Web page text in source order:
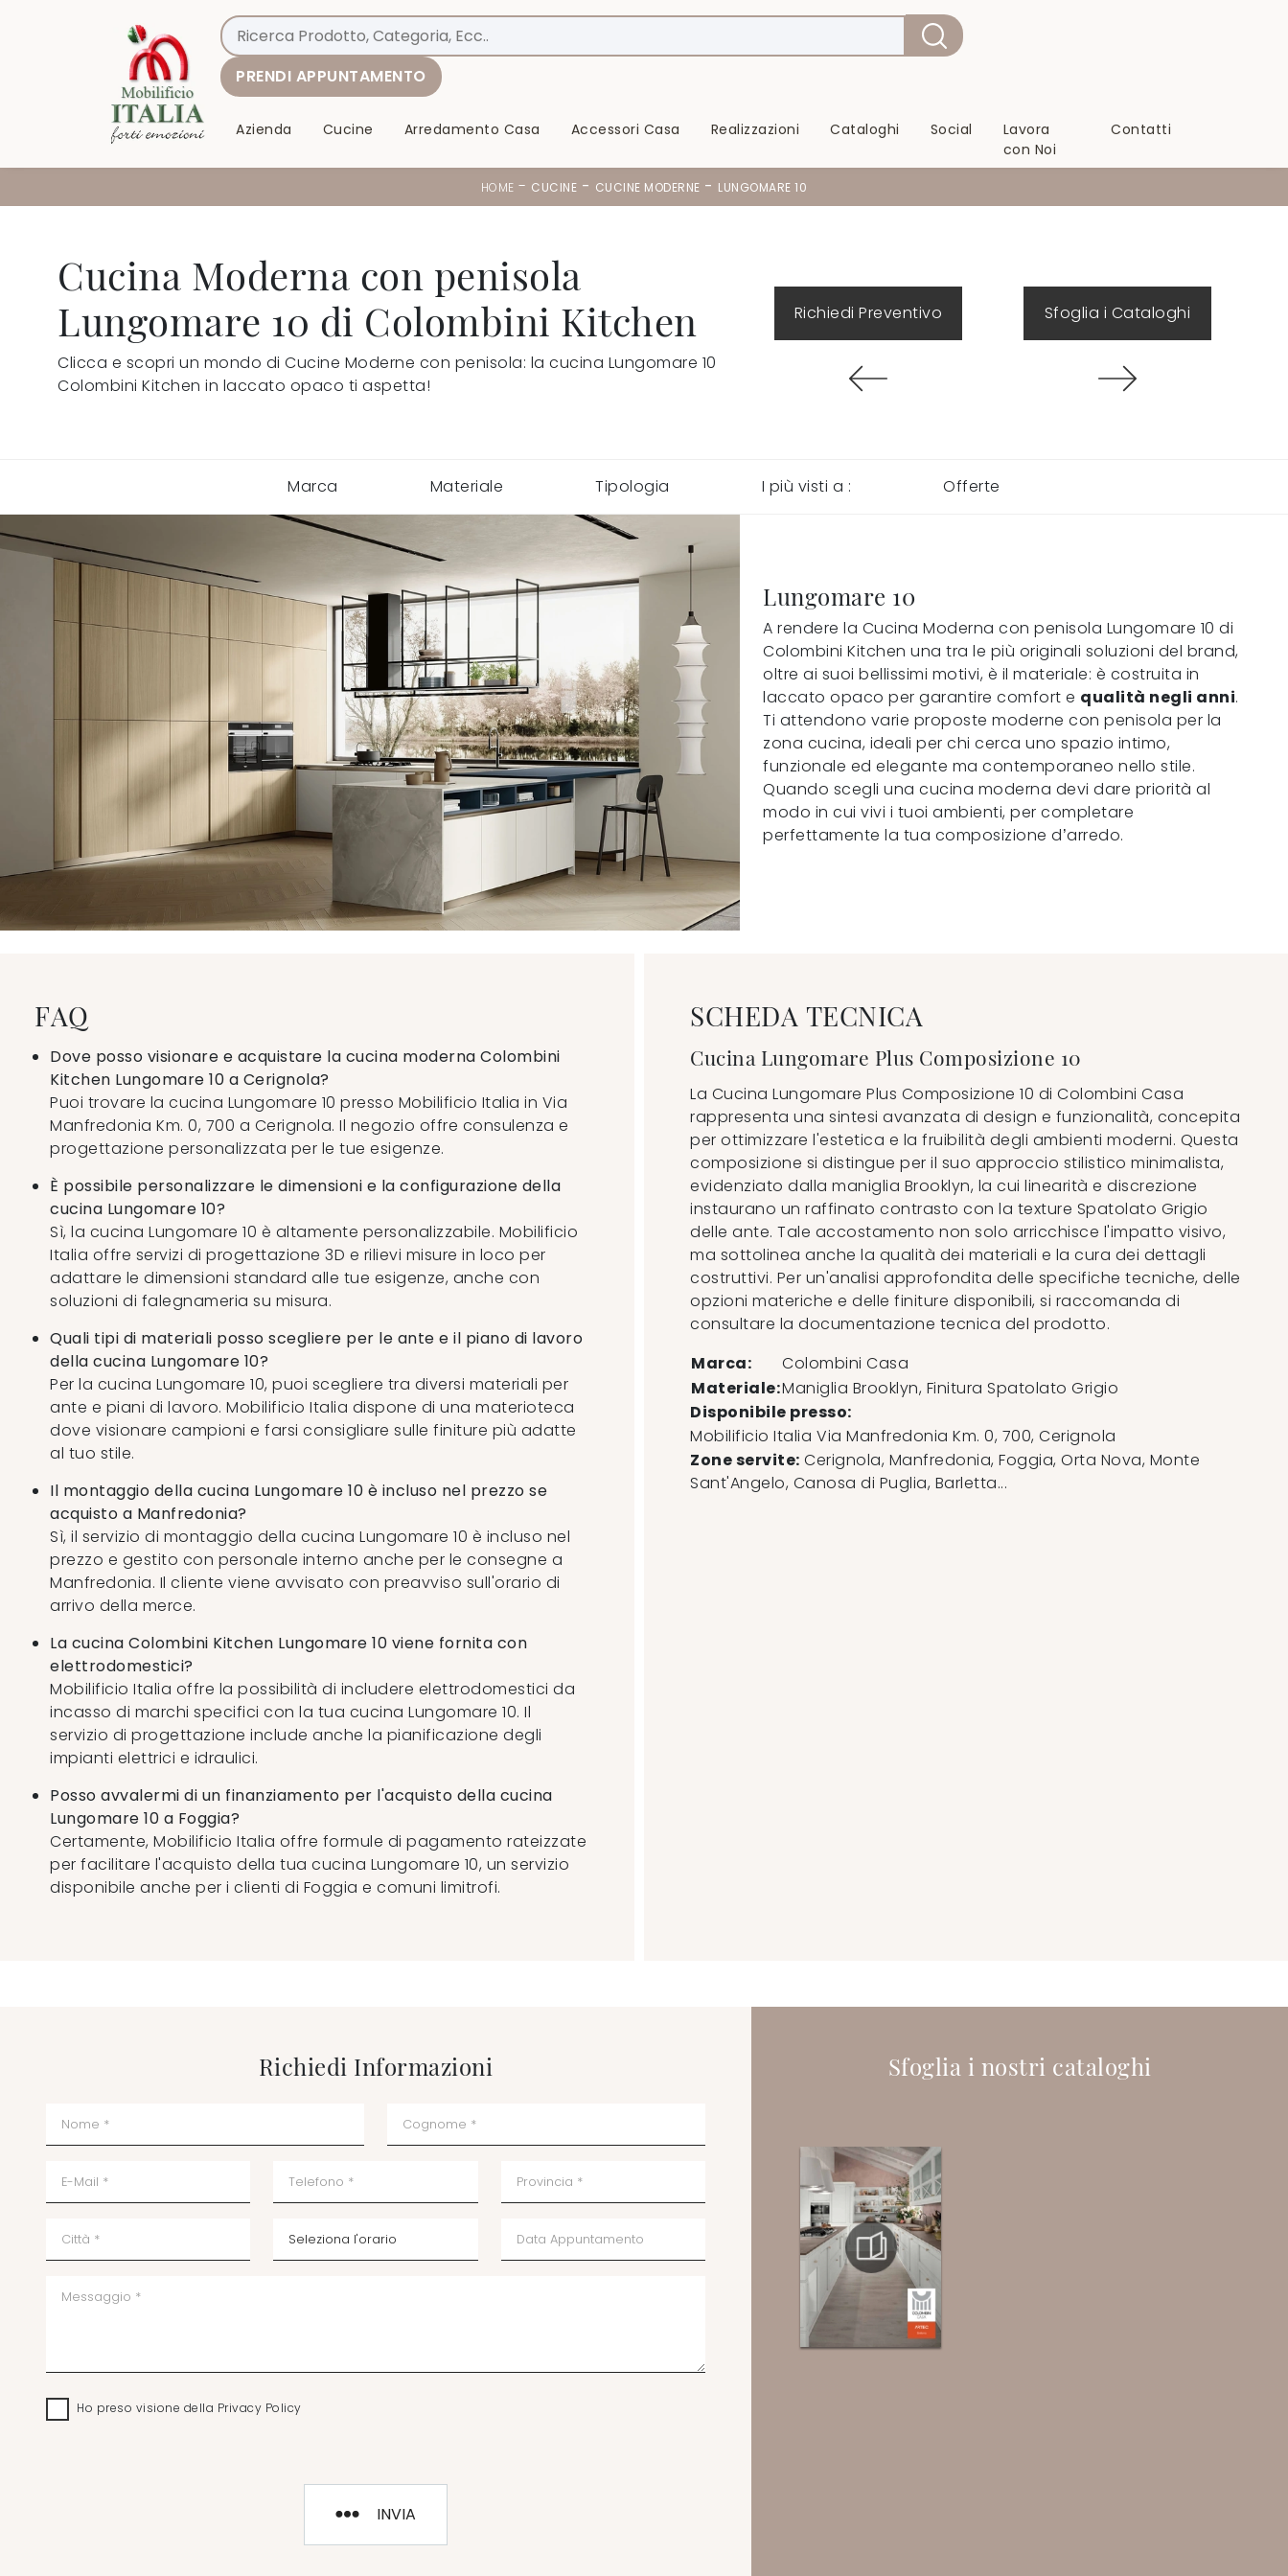
PRENDI APPUNTAMENTO
Azienda Cucine Arredamento Casa Accessori Casa Realizzazioni Cataloghi Social
Lavora
con Noi
Contatti
HOME - CUCINE - CUCINE MODERNE - LUNGOMARE 10
Cucina Moderna con penisola
Lungomare 10 di Colombini Kitchen
Clicca e scopri un mondo di Cucine Moderne con penisola: la cucina Lungomare 10
Colombini Kitchen in laccato opaco ti aspetta!
Richiedi Preventivo Sfoglia i Cataloghi
Marca Materiale Tipologia I più visti a : Offerte
Lungomare 10
A rendere la Cucina Moderna con penisola Lungomare 10 di
Colombini Kitchen una tra le più originali soluzioni del brand,
oltre ai suoi bellissimi motivi, è il materiale: è costruita in
laccato opaco per garantire comfort e qualità negli anni.
Ti attendono varie proposte moderne con penisola per la
zona cucina, ideali per chi cerca uno spazio intimo,
funzionale ed elegante ma contemporaneo nello stile.
Quando scegli una cucina moderna devi dare priorità al
modo in cui vivi i tuoi ambienti, per completare
perfettamente la tua composizione d’arredo.
FAQ
Dove posso visionare e acquistare la cucina moderna Colombini
Kitchen Lungomare 10 a Cerignola?
Puoi trovare la cucina Lungomare 10 presso Mobilificio Italia in Via
Manfredonia Km. 0, 700 a Cerignola. Il negozio offre consulenza e
progettazione personalizzata per le tue esigenze.
È possibile personalizzare le dimensioni e la configurazione della
cucina Lungomare 10?
Sì, la cucina Lungomare 10 è altamente personalizzabile. Mobilificio
Italia offre servizi di progettazione 3D e rilievi misure in loco per
adattare le dimensioni standard alle tue esigenze, anche con
soluzioni di falegnameria su misura.
Quali tipi di materiali posso scegliere per le ante e il piano di lavoro
della cucina Lungomare 10?
Per la cucina Lungomare 10, puoi scegliere tra diversi materiali per
ante e piani di lavoro. Mobilificio Italia dispone di una materioteca
dove visionare campioni e farsi consigliare sulle finiture più adatte
al tuo stile.
Il montaggio della cucina Lungomare 10 è incluso nel prezzo se
acquisto a Manfredonia?
Sì, il servizio di montaggio della cucina Lungomare 10 è incluso nel
prezzo e gestito con personale interno anche per le consegne a
Manfredonia. Il cliente viene avvisato con preavviso sull'orario di
arrivo della merce.
La cucina Colombini Kitchen Lungomare 10 viene fornita con
elettrodomestici?
Mobilificio Italia offre la possibilità di includere elettrodomestici da
incasso di marchi specifici con la tua cucina Lungomare 10. Il
servizio di progettazione include anche la pianificazione degli
impianti elettrici e idraulici.
Posso avvalermi di un finanziamento per l'acquisto della cucina
Lungomare 10 a Foggia?
Certamente, Mobilificio Italia offre formule di pagamento rateizzate
per facilitare l'acquisto della tua cucina Lungomare 10, un servizio
disponibile anche per i clienti di Foggia e comuni limitrofi.
SCHEDA TECNICA
Cucina Lungomare Plus Composizione 10
La Cucina Lungomare Plus Composizione 10 di Colombini Casa
rappresenta una sintesi avanzata di design e funzionalità, concepita
per ottimizzare l'estetica e la fruibilità degli ambienti moderni. Questa
composizione si distingue per il suo approccio stilistico minimalista,
evidenziato dalla maniglia Brooklyn, la cui linearità e discrezione
instaurano un raffinato contrasto con la texture Spatolato Grigio
delle ante. Tale accostamento non solo arricchisce l'impatto visivo,
ma sottolinea anche la qualità dei materiali e la cura dei dettagli
costruttivi. Per un'analisi approfondita delle specifiche tecniche, delle
opzioni materiche e delle finiture disponibili, si raccomanda di
consultare la documentazione tecnica del prodotto.
Marca:
Colombini Casa
Materiale:Maniglia Brooklyn, Finitura Spatolato Grigio
Disponibile presso:
Mobilificio Italia Via Manfredonia Km. 0, 700, Cerignola
Zone servite: Cerignola, Manfredonia, Foggia, Orta Nova, Monte
Sant'Angelo, Canosa di Puglia, Barletta...
Sfoglia i nostri cataloghi
Richiedi Informazioni
Ho preso visione della Privacy Policy
INVIA